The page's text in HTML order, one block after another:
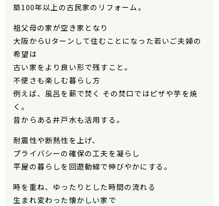
築100年以上の古民家のリフォーム。
祖父母の家が空き家となり
大阪からUターンして住むことになった若いご夫婦の
希望は
古い家をより良い形で残すこと。
不便さも楽しむ暮らし方
例えば、風呂を薪で焚く その焚口ではピザや芋を焼
く。
昔からある井戸水も活用する。
耐震性や断熱性を上げ、
プライバシーの確保の工夫を凝らし
平屋の暮らしを回遊動線で伸びやかにする。
時を重ね、ゆったりとした時間の流れる
生まれ変わった懐かしい家で